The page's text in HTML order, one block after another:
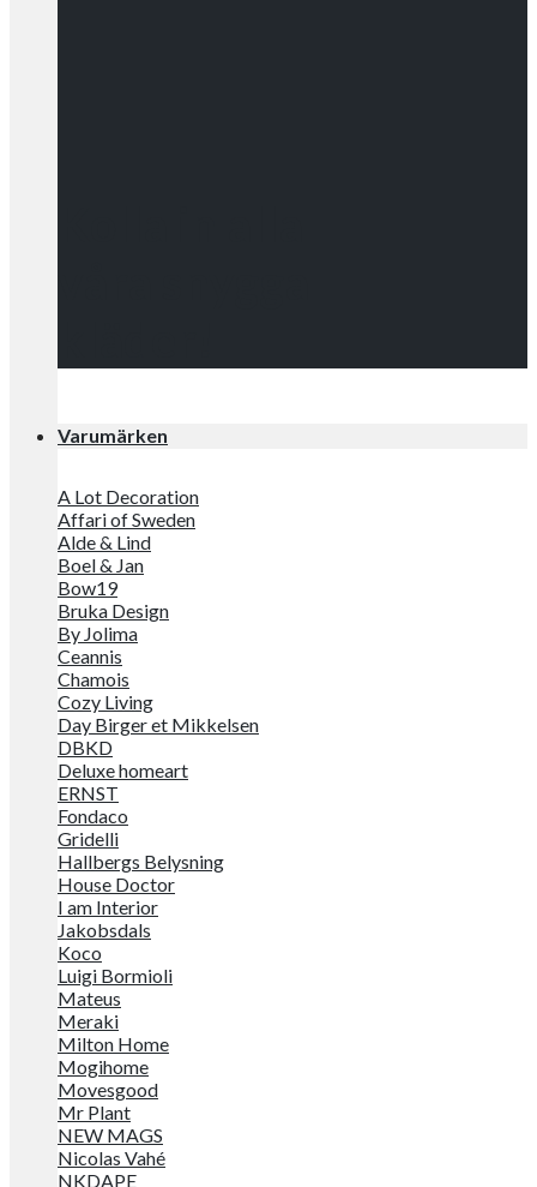
Varumärken
A Lot Decoration
Affari of Sweden
Alde & Lind
Boel & Jan
Bow19
Bruka Design
By Jolima
Ceannis
Chamois
Cozy Living
Day Birger et Mikkelsen
DBKD
Deluxe homeart
ERNST
Fondaco
Gridelli
Hallbergs Belysning
House Doctor
I am Interior
Jakobsdals
Koco
Luigi Bormioli
Mateus
Meraki
Milton Home
Mogihome
Movesgood
Mr Plant
NEW MAGS
Nicolas Vahé
NKDAPE